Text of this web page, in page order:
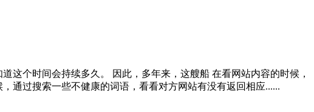
这个时间会持续多久。 因此，多年来，这艘船 在看网站内容的时候，
通过搜索一些不健康的词语，看看对方网站有没有返回相应......